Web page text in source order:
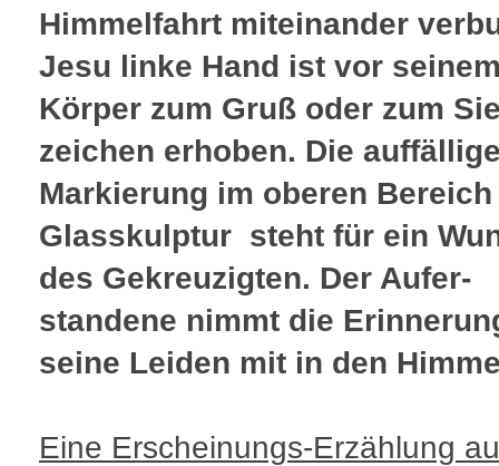
Himmelfahrt miteinander
Jesu linke Hand ist vor
Körper zum Gruß oder zum
zeichen erhoben. Die
Markierung im oberen
Glasskulptur steht für ein
des Gekreuzigten. Der Aufer-
standene nimmt die
seine Leiden mit in den
Eine Erscheinungs-Erzählung